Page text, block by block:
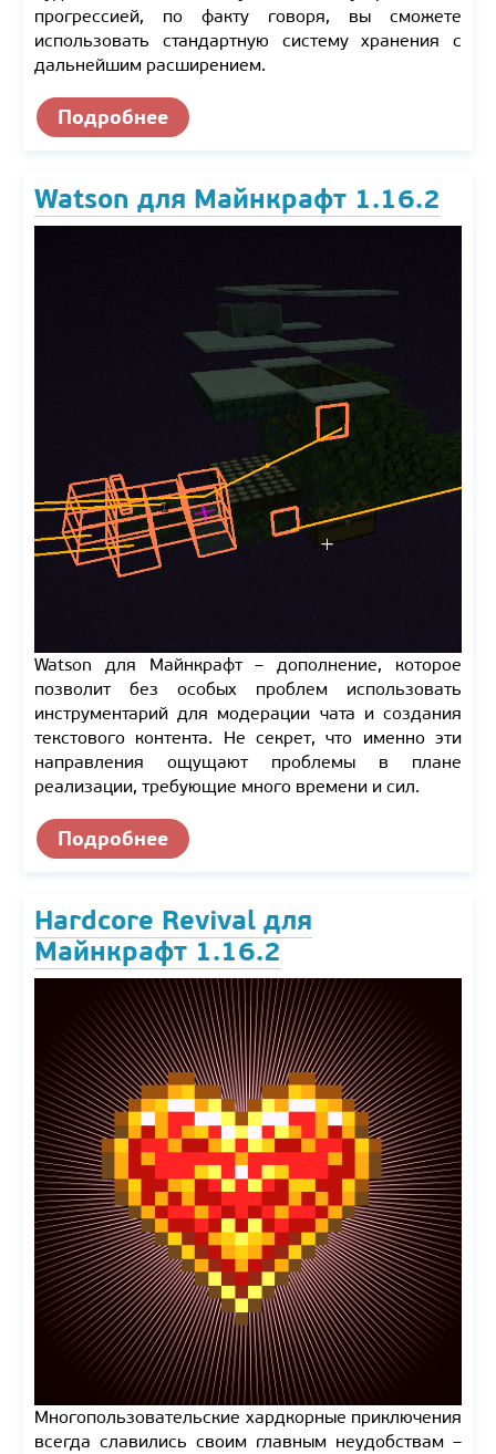
прогрессией, по факту говоря, вы сможете
использовать стандартную систему хранения с
дальнейшим расширением.
Подробнее
Watson для Майнкрафт 1.16.2
Watson для Майнкрафт – дополнение, которое
позволит без особых проблем использовать
инструментарий для модерации чата и создания
текстового контента. Не секрет, что именно эти
направления ощущают проблемы в плане
реализации, требующие много времени и сил.
Подробнее
Hardcore Revival для
Майнкрафт 1.16.2
Многопользовательские хардкорные приключения
всегда славились своим главным неудобствам –